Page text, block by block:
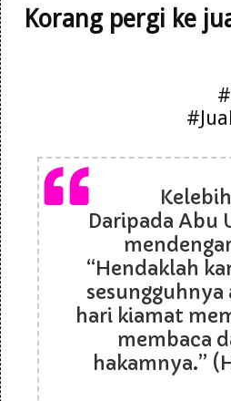
Korang pergi ke
Daripada Abu
“Hendaklah
hari kiamat
membaca
hakamnya.”